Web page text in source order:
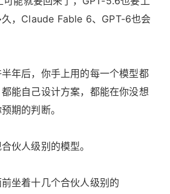
，Claude Fable 6、GPT-6也会
年后，你手上用的每一个模型都
能自己设计方案，都能在你没想
期的判断。
伙人级别的模型。
坐着十几个合伙人级别的